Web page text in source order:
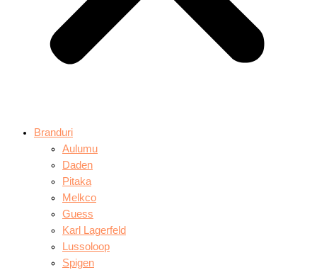
Branduri
Aulumu
Daden
Pitaka
Melkco
Guess
Karl Lagerfeld
Lussoloop
Spigen